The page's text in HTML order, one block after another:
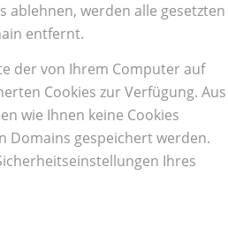
ablehnen, werden alle gesetzten
entfernt.
der von Ihrem Computer auf
Cookies zur Verfügung. Aus
wie Ihnen keine Cookies
Domains gespeichert werden.
Ihres